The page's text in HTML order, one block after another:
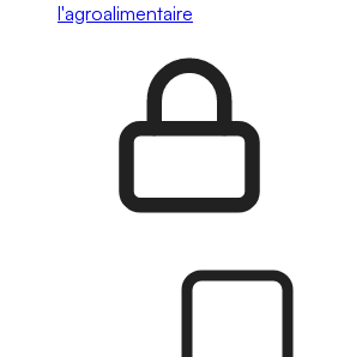
l'agroalimentaire